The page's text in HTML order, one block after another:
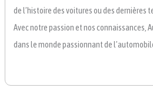
de l’histoire des voitures ou des dernières
Avec notre passion et nos connaissances,
dans le monde passionnant de